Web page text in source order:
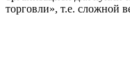
торговли», т.е. сложной